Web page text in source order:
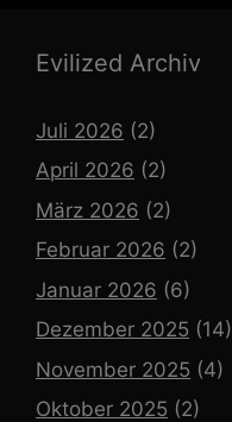
Evilized Archiv
Juli 2026 (2)
April 2026 (2)
März 2026 (2)
Februar 2026 (2)
Januar 2026 (6)
Dezember 2025 (14)
November 2025 (4)
Oktober 2025 (2)